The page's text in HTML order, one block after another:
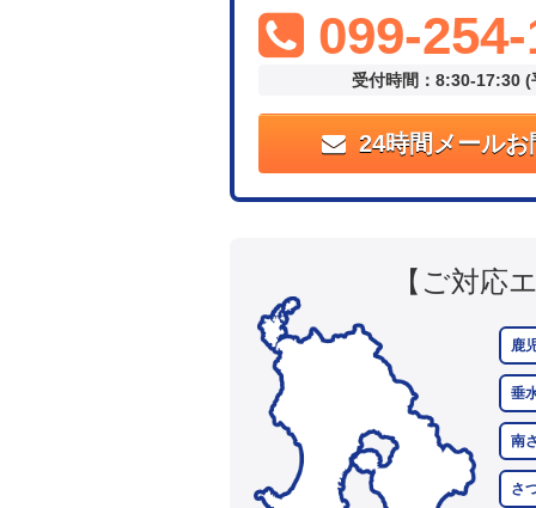
099-
受付時間：8:30-17:30 (
24時間メールお
【ご対応
鹿
垂
南
さ